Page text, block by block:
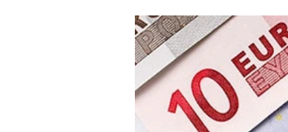
Experten
Mein B:O